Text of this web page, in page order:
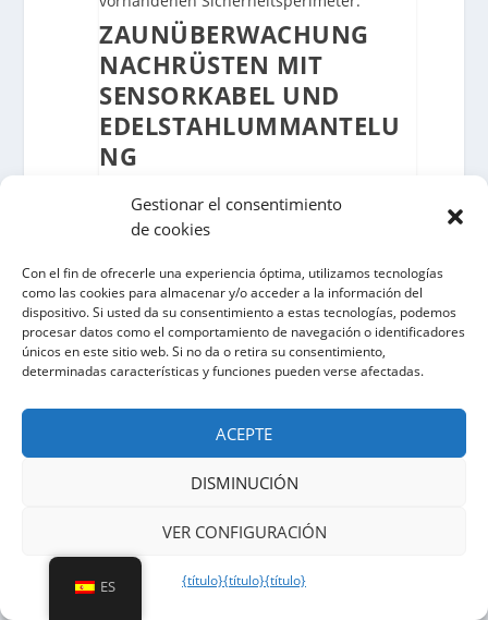
Gestionar el consentimiento
de cookies
Con el fin de ofrecerle una experiencia óptima, utilizamos tecnologías
como las cookies para almacenar y/o acceder a la información del
dispositivo. Si usted da su consentimiento a estas tecnologías, podemos
procesar datos como el comportamiento de navegación o identificadores
únicos en este sitio web. Si no da o retira su consentimiento,
determinadas características y funciones pueden verse afectadas.
ACEPTE
DISMINUCIÓN
VER CONFIGURACIÓN
{título}{título}{título}
ZAUNÜBERWACHUNG
NACHRÜSTEN MIT
SENSORKABEL UND
EDELSTAHLUMMANTELU
NG
Ein wichtiges technisches Detail ist das
Sensorkabel mit Edelstahlummantelung.
Detektionskabel mechanisch und
unterstützt den Einsatz in anspruchsvollen
Perimeterschutz Anwendungen. Gerade
bei Außenanlagen, Industrieflächen,
Flughäfen, Solarparks oder kritischer
Auch die mechanische
Widerstandsfähigkeit der eingesetzten
Komponenten ist wichtig.
Das Sensorkabel wird am Zaun befestigt
und nimmt mechanische Schwingungen
auf. Wenn Täter schneiden, klettern,
ES